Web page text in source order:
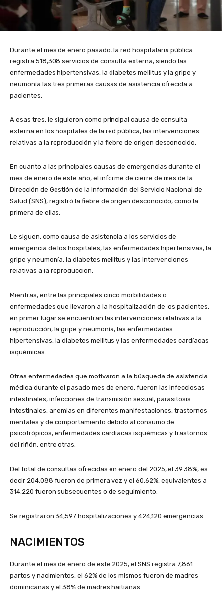
Durante el mes de enero pasado, la red hospitalaria pública
registra 518,308 servicios de consulta externa, siendo las
enfermedades hipertensivas, la diabetes mellitus y la gripe y
neumonía las tres primeras causas de asistencia ofrecida a
pacientes.
A esas tres, le siguieron como principal causa de consulta
externa en los hospitales de la red pública, las intervenciones
relativas a la reproducción y la fiebre de origen desconocido.
En cuanto a las principales causas de emergencias durante el
mes de enero de este año, el informe de cierre de mes de la
Dirección de Gestión de la Información del Servicio Nacional de
Salud (SNS), registró la fiebre de origen desconocido, como la
primera de ellas.
Le siguen, como causa de asistencia a los servicios de
emergencia de los hospitales, las enfermedades hipertensivas, la
gripe y neumonía, la diabetes mellitus y las intervenciones
relativas a la reproducción.
Mientras, entre las principales cinco morbilidades o
enfermedades que llevaron a la hospitalización de los pacientes,
en primer lugar se encuentran las intervenciones relativas a la
reproducción, la gripe y neumonía, las enfermedades
hipertensivas, la diabetes mellitus y las enfermedades cardíacas
isquémicas.
Otras enfermedades que motivaron a la búsqueda de asistencia
médica durante el pasado mes de enero, fueron las infecciosas
intestinales, infecciones de transmisión sexual, parasitosis
intestinales, anemias en diferentes manifestaciones, trastornos
mentales y de comportamiento debido al consumo de
psicotrópicos, enfermedades cardiacas isquémicas y trastornos
del riñón, entre otras.
Del total de consultas ofrecidas en enero del 2025, el 39.38%, es
decir 204,088 fueron de primera vez y el 60.62%, equivalentes a
314,220 fueron subsecuentes o de seguimiento.
Se registraron 34,597 hospitalizaciones y 424,120 emergencias.
NACIMIENTOS
Durante el mes de enero de este 2025, el SNS registra 7,861
partos y nacimientos, el 62% de los mismos fueron de madres
dominicanas y el 38% de madres haitianas.